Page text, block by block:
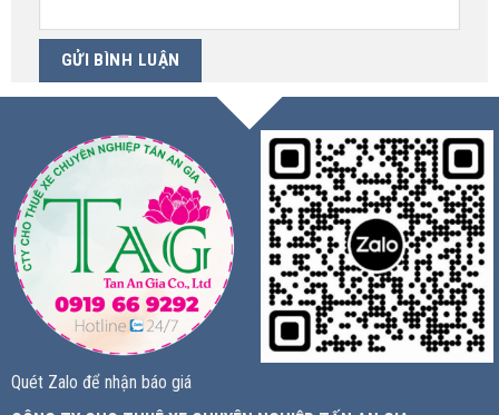
Quét Zalo để nhận báo giá